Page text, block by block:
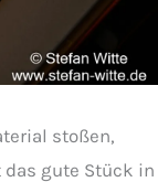
stoßen,
gute Stück in